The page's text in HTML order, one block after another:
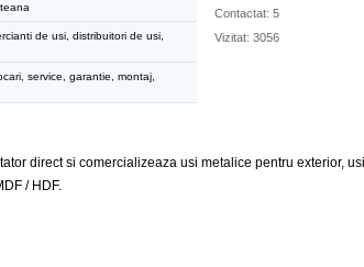
de usi, distribuitori de usi,
service, garantie, montaj,
Contactat: 5
Vizitat: 3056
direct si comercializeaza usi metalice pentru exterior,
/ HDF.